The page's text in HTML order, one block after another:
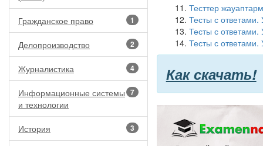
1
Гражданское право
2
Делопроизводство
4
Журналистика
7
Информационные системы
и технологии
3
История
Тесттер
Тесты с ответами.
Тесты с ответами.
Тесты с ответами.
Как скачать!